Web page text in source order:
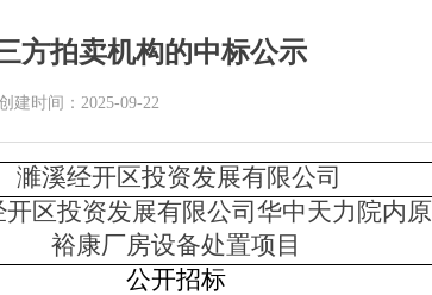
方拍卖机构的中标公示
建时间： 2025-09-22
濉溪经开区投资发展有限公司
开区投资发展有限公司华中天力院内原
裕康厂房设备处置项目
公开招标